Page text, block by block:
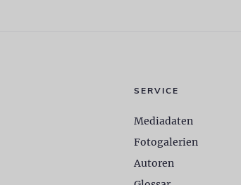
SERVICE
Mediadaten
Fotogalerien
Autoren